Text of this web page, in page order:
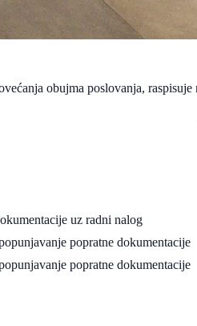
obujma poslovanja, raspisuje
uz radni nalog
popratne dokumentacije
popratne dokumentacije